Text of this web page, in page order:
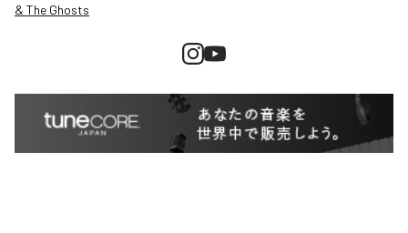
& The Ghosts